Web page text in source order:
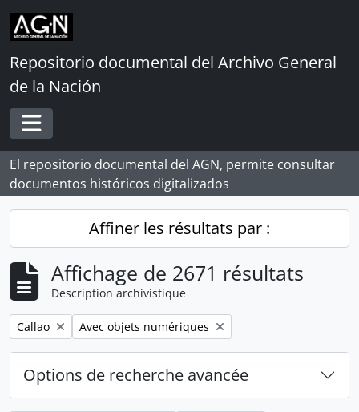
Skip to main content
Repositorio documental del Archivo General
de la Nación
Toggle navigation
El repositorio documental del AGN, permite consultar
documentos históricos digitalizados
Affiner les résultats par :
Affichage de 2671 résultats
Description archivistique
Remove filter:
Callao Remove filter:
Avec objets numériques
Options de recherche avancée